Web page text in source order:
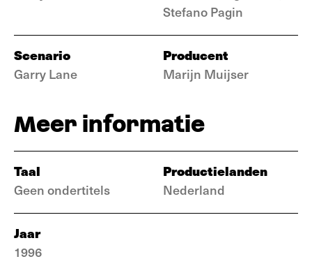
Stefano Pagin
Scenario
Garry Lane
Producent
Marijn Muijser
Meer informatie
Taal
Geen ondertitels
Productielanden
Nederland
Jaar
1996